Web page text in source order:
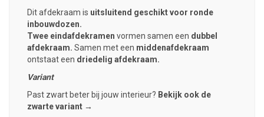
Dit afdekraam is uitsluitend geschikt voor ronde
inbouwdozen.
Twee eindafdekramen vormen samen een dubbel
afdekraam. Samen met een middenafdekraam
ontstaat een driedelig afdekraam.
Variant
Past zwart beter bij jouw interieur? Bekijk ook de
zwarte variant →